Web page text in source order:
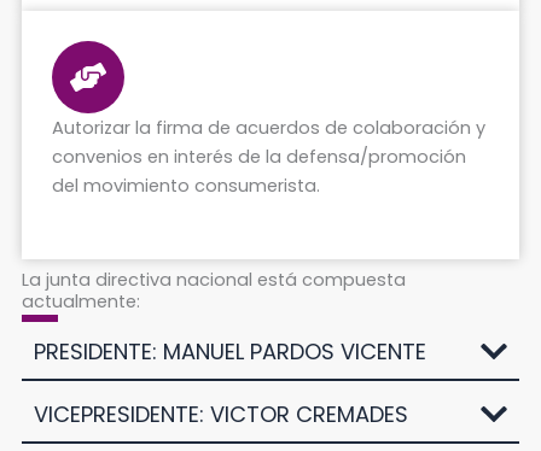
Autorizar la firma de acuerdos de colaboración y
convenios en interés de la defensa/promoción
del movimiento consumerista.
La junta directiva nacional está compuesta
actualmente:
PRESIDENTE: MANUEL PARDOS VICENTE
VICEPRESIDENTE: VICTOR CREMADES